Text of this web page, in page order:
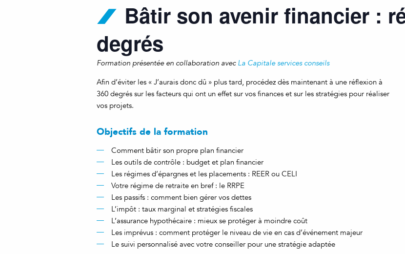
Bâtir son avenir financier :
degrés
Formation présentée en collaboration avec La Capitale services conseils
Afin d’éviter les « J’aurais donc dû » plus tard, procédez dès maintenant à une réflexion à
360 degrés sur les facteurs qui ont un effet sur vos finances et sur les stratégies pour réaliser
vos projets.
Objectifs de la formation
Comment bâtir son propre plan financier
Les outils de contrôle : budget et plan financier
Les régimes d’épargnes et les placements : REER ou CELI
Votre régime de retraite en bref : le RRPE
Les passifs : comment bien gérer vos dettes
L’impôt : taux marginal et stratégies fiscales
L’assurance hypothécaire : mieux se protéger à moindre coût
Les imprévus : comment protéger le niveau de vie en cas d’événement majeur
Le suivi personnalisé avec votre conseiller pour une stratégie adaptée